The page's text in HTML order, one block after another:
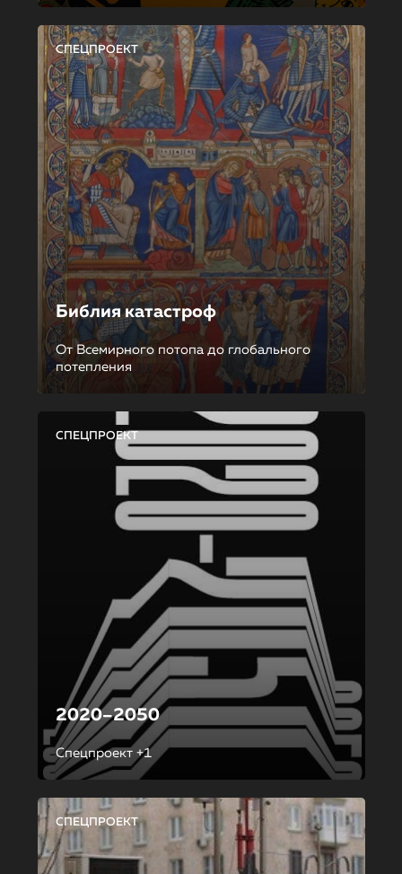
СПЕЦПРОЕКТ
Библия катастроф
От Всемирного потопа до глобального
потепления
СПЕЦПРОЕКТ
2020–2050
Спецпроект +1
СПЕЦПРОЕКТ